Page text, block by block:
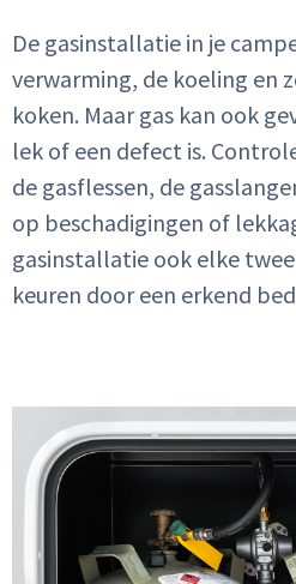
De gasinstallatie in je
verwarming, de koeling en
koken. Maar gas kan ook
lek of een defect is.
de gasflessen, de
op beschadigingen of
gasinstallatie ook elke
keuren door een erkend